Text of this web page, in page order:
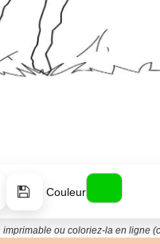
Couleur
ou coloriez-la en ligne